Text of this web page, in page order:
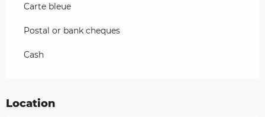
Carte bleue
Postal or bank cheques
Cash
Location